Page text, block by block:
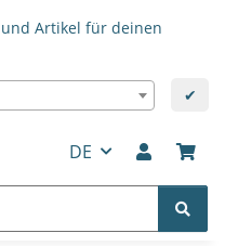
Artikel für deinen
✔
DE